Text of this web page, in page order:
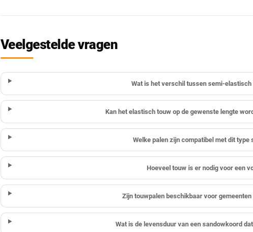
Veelgestelde vragen
Wat is het verschil tussen semi-
Kan het elastisch touw op de gewenste lengte
Welke palen zijn compatibel met dit
Hoeveel touw is er nodig voor een
Zijn touwpalen beschikbaar voor
Wat is de levensduur van een sandowkoord